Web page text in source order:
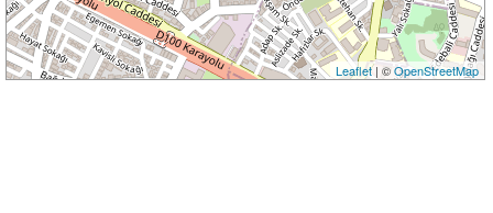
Leaflet| ©OpenStreetMap